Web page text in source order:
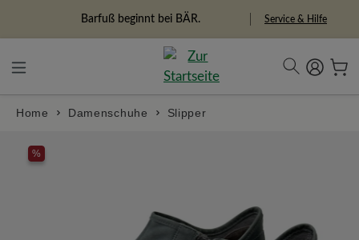
Barfuß beginnt bei BÄR. Service & Hilfe
Home Damenschuhe Slipper
%